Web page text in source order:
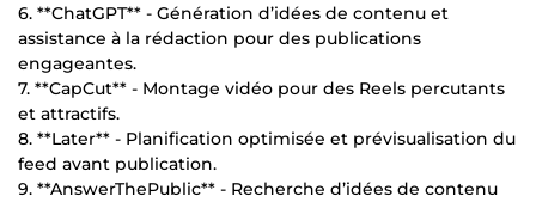
6. **ChatGPT** - Génération d’idées de contenu et
assistance à la rédaction pour des publications
engageantes.
7. **CapCut** - Montage vidéo pour des Reels percutants
et attractifs.
8. **Later** - Planification optimisée et prévisualisation du
feed avant publication.
9. **AnswerThePublic** - Recherche d’idées de contenu